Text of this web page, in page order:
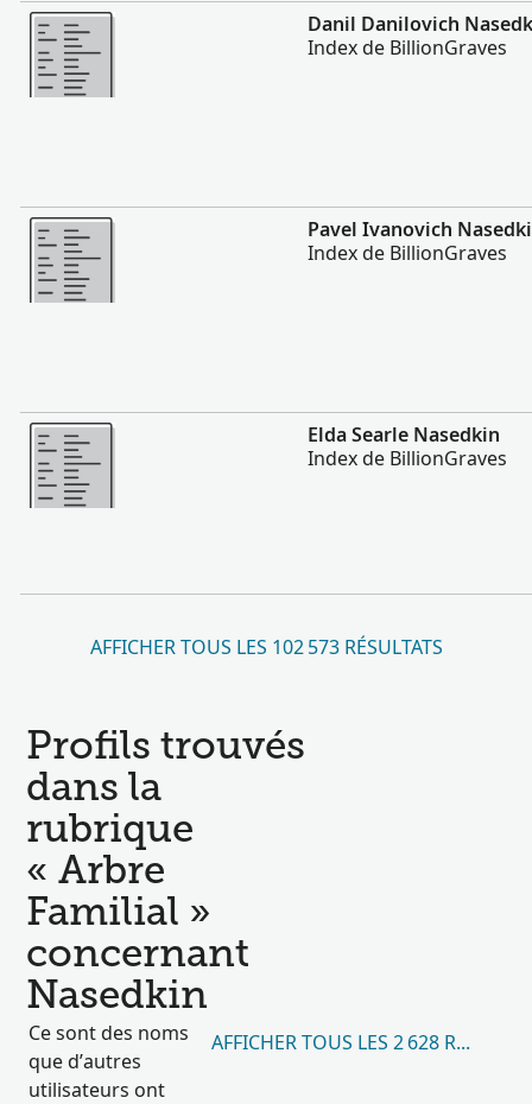
Plus
Danil Danilovich
Index de BillionGraves
Plus
Pavel Ivanovich
Index de BillionGraves
Plus
Elda Searle Nasedkin
Index de BillionGraves
AFFICHER TOUS LES 102 573 RÉSULTATS
Profils trouvés
dans la
rubrique
« Arbre
Familial »
concernant
Nasedkin
Ce sont des noms
que d’autres
utilisateurs ont
AFFICHER TOUS LES 2 628